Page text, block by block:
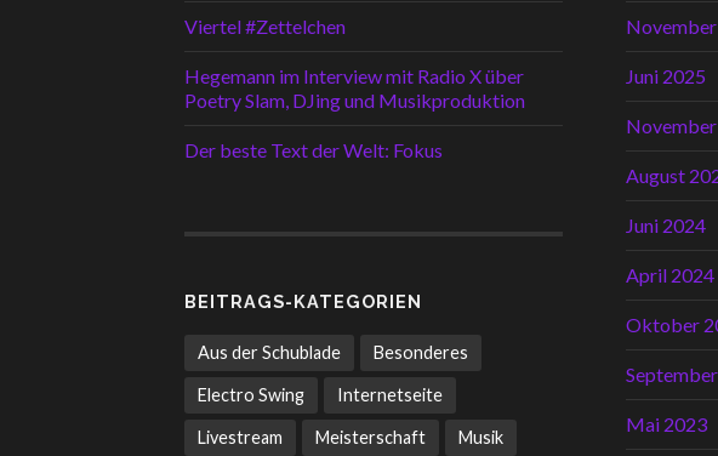
Viertel #Zettelchen
Hegemann im Interview mit Radio X über
Poetry Slam, DJing und Musikproduktion
Der beste Text der Welt: Fokus
BEITRAGS-KATEGORIEN
Aus der Schublade Besonderes
Electro Swing Internetseite
Livestream Meisterschaft Musik
Juni 2025
August
Juni 2024
April 2024
Oktober
Mai 2023